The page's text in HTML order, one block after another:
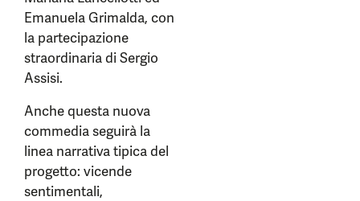
Emanuela Grimalda, con
la partecipazione
straordinaria di Sergio
Assisi.
Anche questa nuova
commedia seguirà la
linea narrativa tipica del
progetto: vicende
sentimentali,